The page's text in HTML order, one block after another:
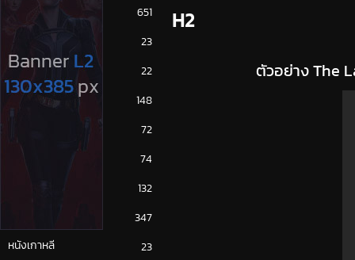
NETFLIX
651
23
ซีรีย์ญี่ปุ่น
22
ซีรีย์ฝรั่ง
148
72
74
132
347
หนังเกาหลี
23
H2
ตัวอย่าง The